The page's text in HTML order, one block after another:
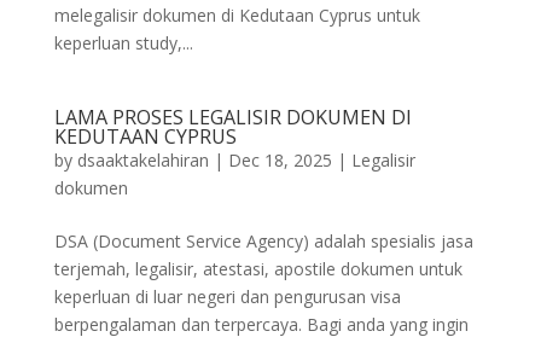
melegalisir dokumen di Kedutaan Cyprus untuk
keperluan study,...
LAMA PROSES LEGALISIR DOKUMEN DI
KEDUTAAN CYPRUS
by dsaaktakelahiran | Dec 18, 2025 | Legalisir
dokumen
DSA (Document Service Agency) adalah spesialis jasa
terjemah, legalisir, atestasi, apostile dokumen untuk
keperluan di luar negeri dan pengurusan visa
berpengalaman dan terpercaya. Bagi anda yang ingin